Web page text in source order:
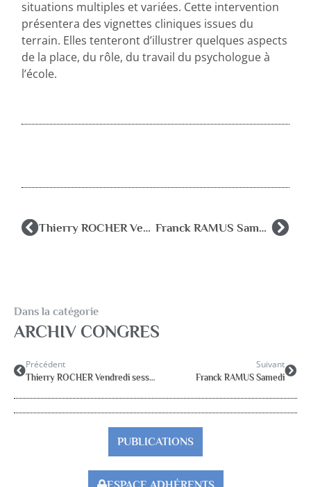
situations multiples et variées. Cette intervention
présentera des vignettes cliniques issues du
terrain. Elles tenteront d’illustrer quelques aspects
de la place, du rôle, du travail du psychologue à
l’école.
Thierry ROCHER Vendredi session 2 et 3 Franck RAMUS Samedi
Dans la catégorie
ARCHIV CONGRES
Précédent
Thierry ROCHER Vendredi session 2 et 3
Suivant
Franck RAMUS Samedi
PUBLICATIONS